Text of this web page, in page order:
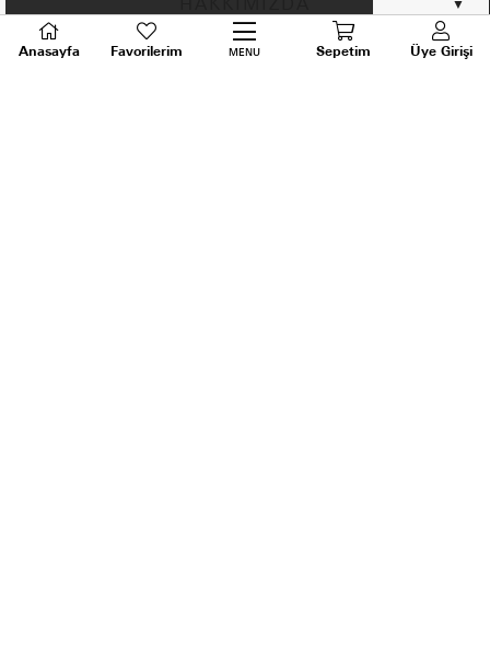
ALIŞVERİŞ BİLGİLERİ
Anasayfa Favorilerim MENU Sepetim Üye Girişi